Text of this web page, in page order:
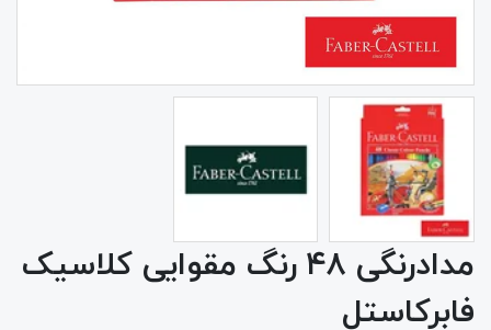
مدادرنگی ۴۸ رنگ مقوایی کلاسیک
فابرکاستل